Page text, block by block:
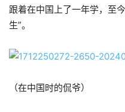
跟着在中国上了一年学，至
生”。
（在中国时的侃爷）